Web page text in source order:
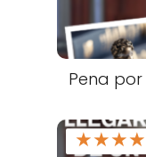
Pena
★★★★